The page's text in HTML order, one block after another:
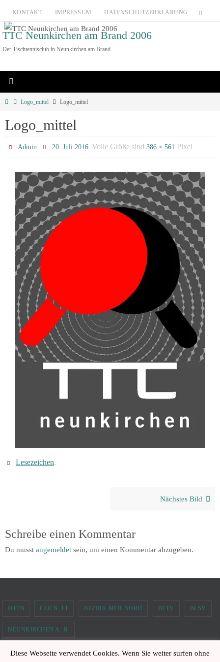
Zum
Inhalt
springen
KONTAKT IMPRESSUM DATENSCHUTZERKLÄRUNG
TTC Neunkirchen am Brand 2006
Der Tischtennisclub in Neunkirchen am Brand
HomeLogo_mittel Logo_mittel
Logo_mittel
Admin 20. Juli 2016 Volle Größe sind 386 × 561 Pixel
Lesezeichen.
Nächstes Bild
Schreibe einen Kommentar
Du musst angemeldet sein, um einen Kommentar abzugeben.
DTTB CLICK-TT BEZIRK MFR-NORD BTTV BLSV
NEUNKIRCHEN A. B.
TTC Neunkirchen am Brand 2006 e.V.
Diese Webseite verwendet Cookies. Wenn Sie weiter surfen ohne